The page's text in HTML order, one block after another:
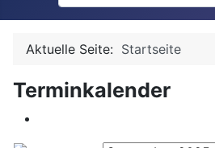
Aktuelle Seite: Startseite
Terminkalender